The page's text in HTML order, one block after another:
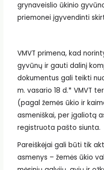
grynaveislio ūkinio
priemonei įgyvendinti
VMVT primena, kad
gyvūnų ir gauti dalinį
dokumentus gali teikti
m. vasario 18 d.* VMVT
(pagal žemės ūkio ir
asmeniškai, per įgaliotą
registruota pašto siunta.
Pareiškėjai gali būti tik
asmenys – žemės ūkio